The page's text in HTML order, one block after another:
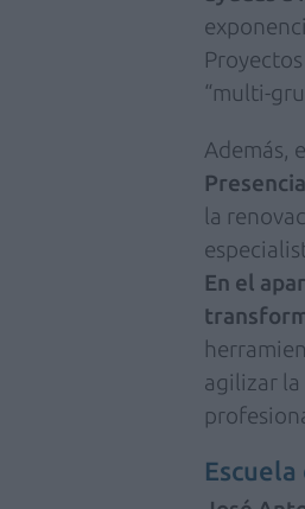
“multi-
Además,
la
En el
agilizar